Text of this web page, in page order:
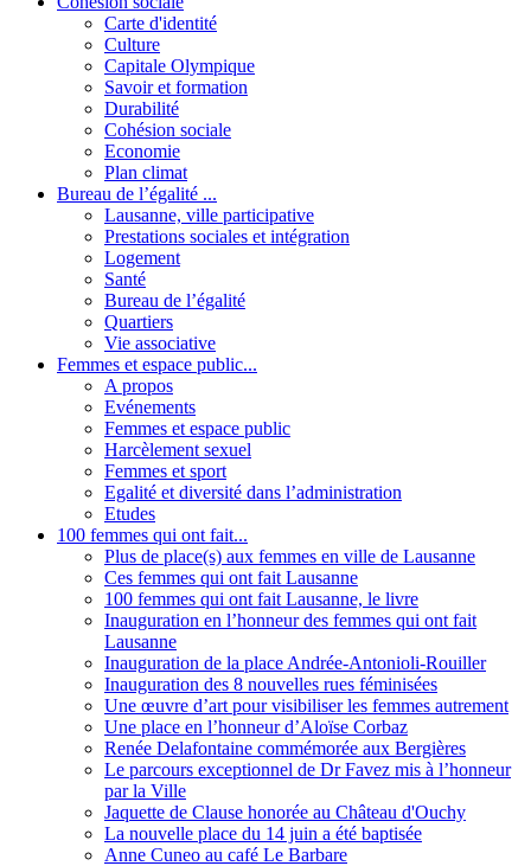
Carte d'identité
Culture
Capitale Olympique
Savoir et formation
Durabilité
Cohésion sociale
Economie
Plan climat
Bureau de l’égalité ...
Lausanne, ville participative
Prestations sociales et intégration
Logement
Santé
Bureau de l’égalité
Quartiers
Vie associative
Femmes et espace public...
A propos
Evénements
Femmes et espace public
Harcèlement sexuel
Femmes et sport
Egalité et diversité dans l’administration
Etudes
100 femmes qui ont fait...
Plus de place(s) aux femmes en ville de Lausanne
Ces femmes qui ont fait Lausanne
100 femmes qui ont fait Lausanne, le livre
Inauguration en l’honneur des femmes qui ont fait
Lausanne
Inauguration de la place Andrée-Antonioli-Rouiller
Inauguration des 8 nouvelles rues féminisées
Une œuvre d’art pour visibiliser les femmes autrement
Une place en l’honneur d’Aloïse Corbaz
Renée Delafontaine commémorée aux Bergières
Le parcours exceptionnel de Dr Favez mis à l’honneur
par la Ville
Jaquette de Clause honorée au Château d'Ouchy
La nouvelle place du 14 juin a été baptisée
Anne Cuneo au café Le Barbare